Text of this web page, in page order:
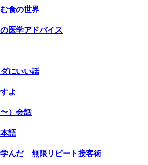
食の世界
医学アドバイス
にいい話
よ
）会話
語
んだ 無限リピート接客術